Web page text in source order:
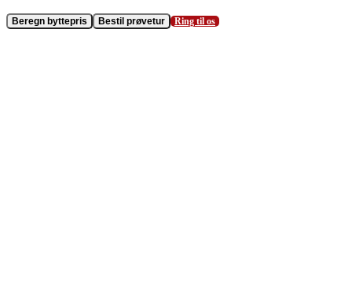
Beregn byttepris Bestil prøvetur Ring til os